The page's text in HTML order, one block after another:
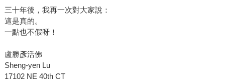
三十年後，我再一次對大家說：
這是真的。
一點也不假呀！
盧勝彥活佛
Sheng-yen Lu
17102 NE 40th CT